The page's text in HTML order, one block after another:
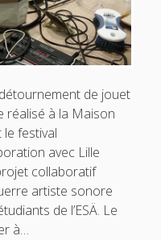
de jouet
réalisé à la Maison
festival
avec Lille
collaboratif
artiste sonore
de l’ESÄ. Le
à…